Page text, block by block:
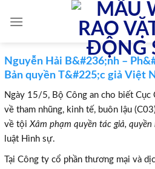
Nguyễn Hải B&#236;nh –
Bản quyền T&#225;c giả Việt
Ngày 15/5, Bộ Công an cho biết Cục
về tham nhũng, kinh tế, buôn lậu
về tộiXâm phạm quyền tác giả, quyền
luật Hình sự.
Tại Công ty cổ phần thương mại và